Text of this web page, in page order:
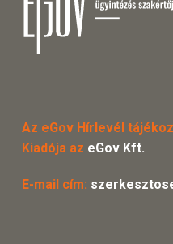
Az eGov Hírlevél
Kiadója az eGov Kft.
E-mail cím: